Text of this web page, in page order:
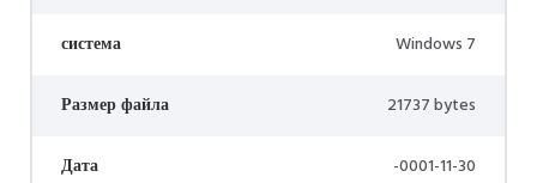
система Windows 7
Размер файла 21737 bytes
Дата -0001-11-30